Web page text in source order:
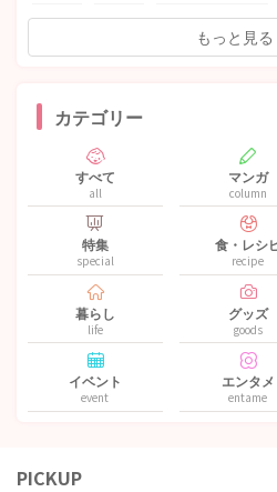
もっと見る
カテゴリー
すべて
all
マンガ
column
特集
special
食・レシ
recipe
暮らし
life
グッズ
goods
イベント
event
エンタメ
entame
PICKUP